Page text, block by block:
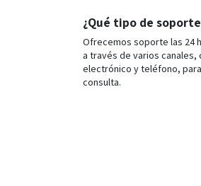
¿Qué tipo de
Ofrecemos soporte las 24
a través de varios
electrónico y teléfono,
consulta.